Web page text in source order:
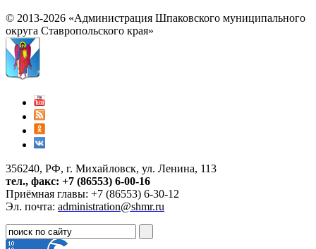
© 2013-2026 «Администрация Шпаковского муниципального
округа Ставропольского края»
356240, РФ, г. Михайловск, ул. Ленина, 113
тел., факс: +7 (86553) 6-00-16
Приёмная главы: +7 (86553) 6-30-12
Эл. почта: administration@shmr.ru